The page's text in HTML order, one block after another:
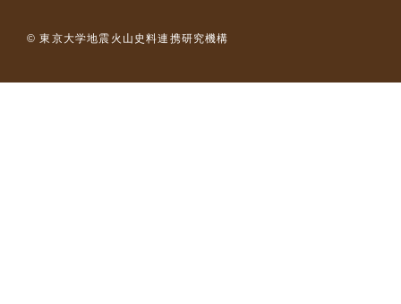
© 東京大学地震火山史料連携研究機構